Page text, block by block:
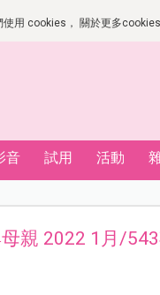
用 cookies， 關於更多
音 試用 活動
親 2022 1月/